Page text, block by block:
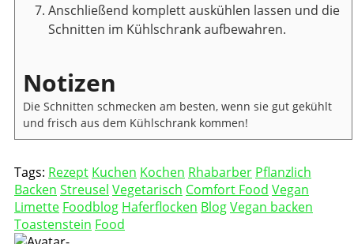
Anschließend komplett auskühlen lassen und die
Schnitten im Kühlschrank aufbewahren.
Notizen
Die Schnitten schmecken am besten, wenn sie gut gekühlt
und frisch aus dem Kühlschrank kommen!
Tags: Rezept Kuchen Kochen Rhabarber Pflanzlich
Backen Streusel Vegetarisch Comfort Food Vegan
Limette Foodblog Haferflocken BlogVegan backen
Toastenstein Food